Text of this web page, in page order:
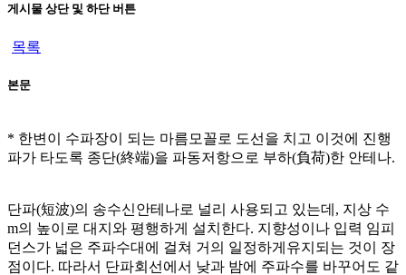
게시물 상단 및 하단 버튼
목록
본문
* 한변이 수파장이 되는 마름모꼴로 도선을 치고 이것에 진행
파가 타도록 종단(終端)을 파동저항으로 부하(負荷)한 안테나.
단파(短波)의 송수신안테나로 널리 사용되고 있는데, 지상 수
m의 높이로 대지와 평행하게 설치한다. 지향성이나 입력 임피
던스가 넓은 주파수대에 걸쳐 거의 일정하게유지되는 것이 장
점이다. 따라서 단파회선에서 낮과 밤에 주파수를 바꾸어도 같